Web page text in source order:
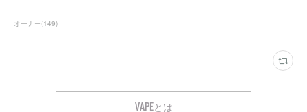
オーナー(149)
VAPEとは